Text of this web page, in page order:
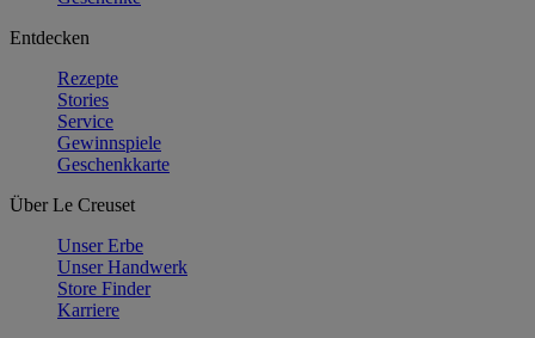
Entdecken
Rezepte
Stories
Service
Gewinnspiele
Geschenkkarte
Über Le Creuset
Unser Erbe
Unser Handwerk
Store Finder
Karriere